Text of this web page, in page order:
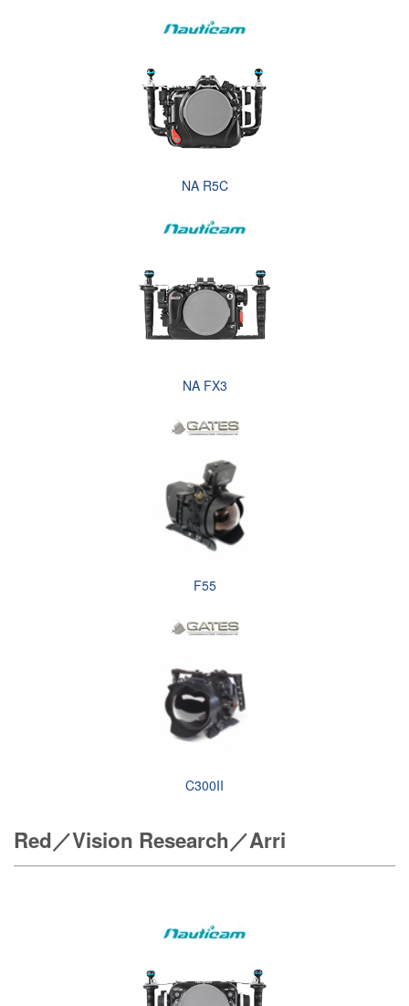
NA R5C
NA FX3
F55
C300II
Red／Vision Research／Arri